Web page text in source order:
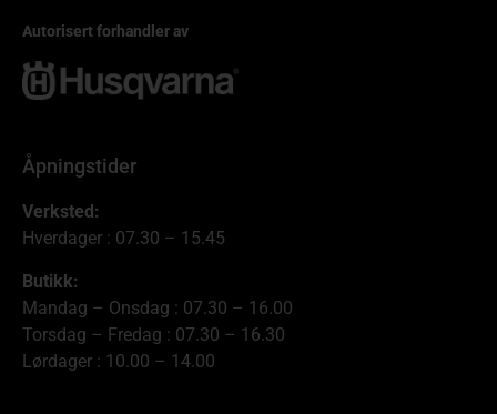
Autorisert forhandler av
Åpningstider
Verksted:
Hverdager : 07.30 – 15.45
Butikk:
Mandag – Onsdag : 07.30 – 16.00
Torsdag – Fredag : 07.30 – 16.30
Lørdager : 10.00 – 14.00